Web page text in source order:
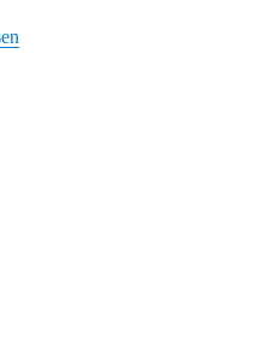
gegen Krieg und Töten“